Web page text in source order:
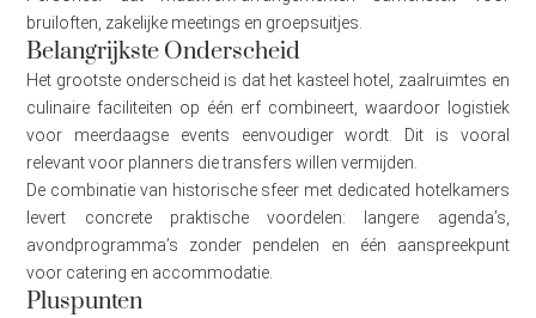
bruiloften, zakelijke meetings en groepsuitjes.
Belangrijkste Onderscheid
Het grootste onderscheid is dat het kasteel hotel, zaalruimtes en
culinaire faciliteiten op één erf combineert, waardoor logistiek
voor meerdaagse events eenvoudiger wordt. Dit is vooral
relevant voor planners die transfers willen vermijden.
De combinatie van historische sfeer met dedicated hotelkamers
levert concrete praktische voordelen: langere agenda’s,
avondprogramma’s zonder pendelen en één aanspreekpunt
voor catering en accommodatie.
Pluspunten